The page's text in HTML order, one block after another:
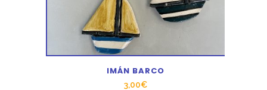
IMÁN BARCO
3,00€